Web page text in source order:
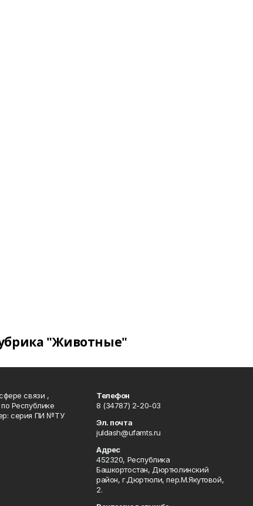
"Животные"
связи ,
Республике
серия ПИ №ТУ
Телефон
8 (34787) 2-20-03
Эл. почта
juldash@ufamts.ru
Адрес
452320, Республика
Башкортостан, Дюртюлинский
район, г.Дюртюли, пер.М.Якутовой,
2.